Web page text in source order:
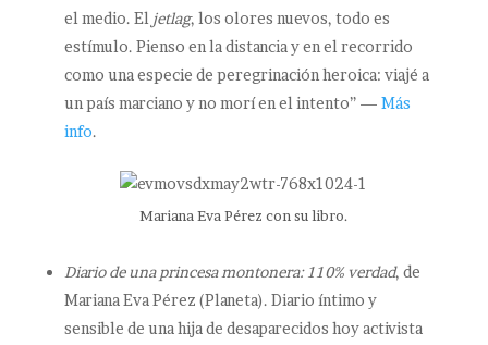
el medio. El jetlag, los olores nuevos, todo es
estímulo. Pienso en la distancia y en el recorrido
como una especie de peregrinación heroica: viajé a
un país marciano y no morí en el intento” — Más
info.
Mariana Eva Pérez con su libro.
Diario de una princesa montonera: 110% verdad, de
Mariana Eva Pérez (Planeta). Diario íntimo y
sensible de una hija de desaparecidos hoy activista